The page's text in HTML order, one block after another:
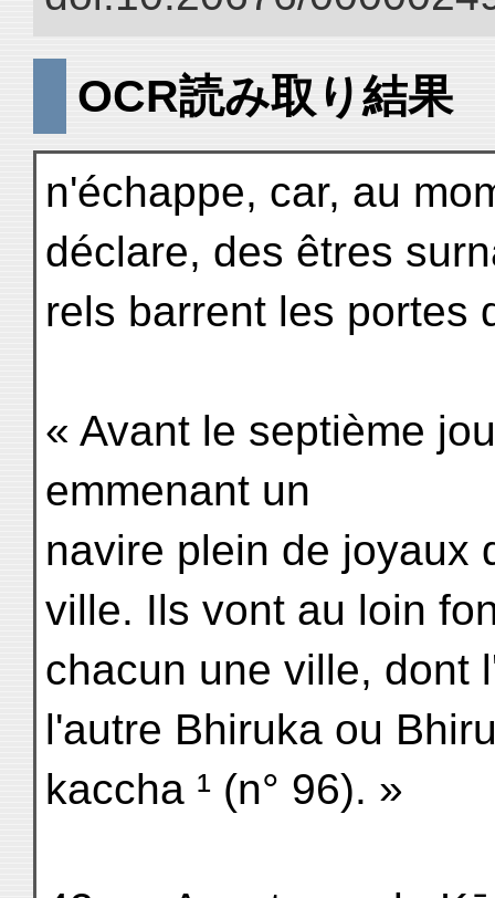
OCR読み取り結果
n'échappe, car, au
déclare, des êtres
rels barrent les portes
« Avant le septième
emmenant un
navire plein de joyaux
ville. Ils vont au loin
chacun une ville, dont
l'autre Bhiruka ou
kaccha ¹ (n° 96). »